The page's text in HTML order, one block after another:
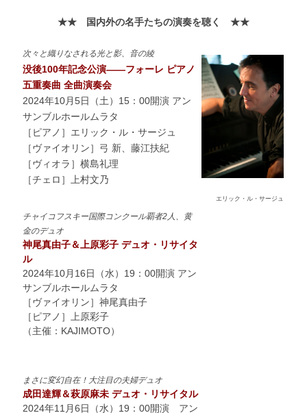
★★ 国内外の名手たちの演奏を聴く ★★
次々と織りなされる光と影、音の綾
没後100年記念公演――フォーレ ピアノ
五重奏曲 全曲演奏会
2024年10月5日（土）15：00開演 アン
サンブルホールムラタ
［ピアノ］エリック・ル・サージュ
［ヴァイオリン］弓 新、藤江扶紀
［ヴィオラ］横島礼理
［チェロ］上村文乃
エリック・ル・サージュ
チャイコフスキー国際コンクール覇者2人、黄
金のデュオ
神尾真由子＆上原彩子 デュオ・リサイタ
ル
2024年10月16日（水）19：00開演 アン
サンブルホールムラタ
［ヴァイオリン］神尾真由子
［ピアノ］上原彩子
（主催：KAJIMOTO）
まさに変幻自在！大注目の夫婦デュオ
成田達輝＆萩原麻未 デュオ・リサイタル
2024年11月6日（水）19：00開演 アン